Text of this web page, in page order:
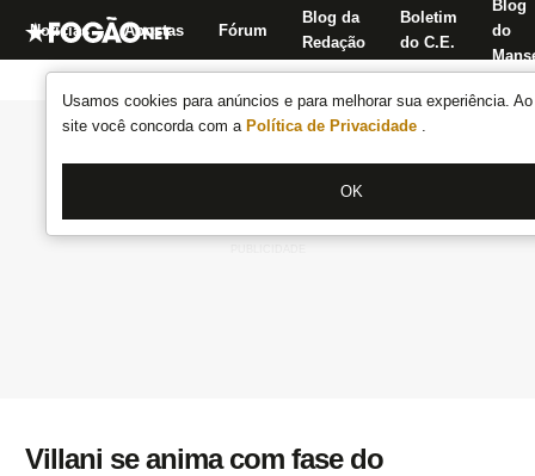
Usamos cookies para anúncios e para melhorar sua experiência.
site você concorda com a Política de Privacidade .
OK
Notícias Apostas Fórum
Blog da
Redação
Boletim
do C.E.
Blog
do
Villani se anima com fase do